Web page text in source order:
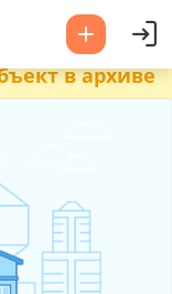
в архиве